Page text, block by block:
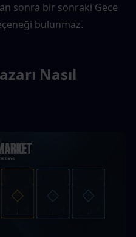
sonra bir sonraki Gece
bulunmaz.
Nasıl